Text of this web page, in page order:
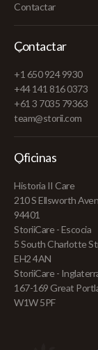
Contactar
Contactar
+1 650 924 9930
+44 141 816 0373
+61 3 7035 79363
team@storii.com
Oficinas
Historia II Care
210 S Ellsworth
94401
StoriiCare - Escocia
5 South Charlotte
EH2 4AN
StoriiCare -
167-169 Great
W1W 5PF